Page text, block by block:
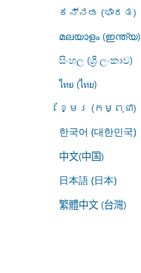
ಕನ್ನಡ (ಭಾರತ)
മലയാളം (ഇന്ത്യ)
සිංහල (ශ්‍රී ලංකාව)
ไทย (ไทย)
ខ្មែរ (កម្ពុជា)
한국어 (대한민국)
中文(中国)
日本語 (日本)
繁體中文 (台灣)